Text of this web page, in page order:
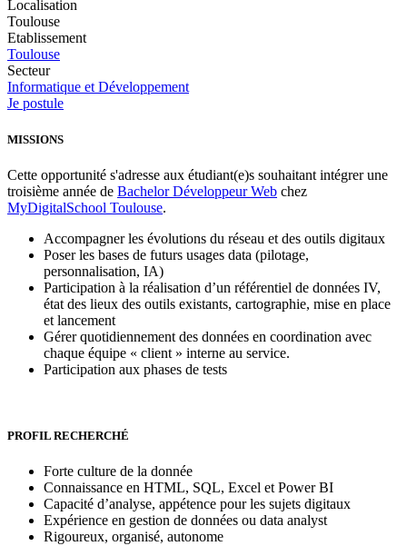
Localisation
Toulouse
Etablissement
Toulouse
Secteur
Informatique et Développement
Je postule
MISSIONS
Cette opportunité s'adresse aux étudiant(e)s souhaitant intégrer une
troisième année de Bachelor Développeur Web chez
MyDigitalSchool Toulouse.
Accompagner les évolutions du réseau et des outils digitaux
Poser les bases de futurs usages data (pilotage,
personnalisation, IA)
Participation à la réalisation d’un référentiel de données IV,
état des lieux des outils existants, cartographie, mise en place
et lancement
Gérer quotidiennement des données en coordination avec
chaque équipe « client » interne au service.
Participation aux phases de tests
PROFIL RECHERCHÉ
Forte culture de la donnée
Connaissance en HTML, SQL, Excel et Power BI
Capacité d’analyse, appétence pour les sujets digitaux
Expérience en gestion de données ou data analyst
Rigoureux, organisé, autonome